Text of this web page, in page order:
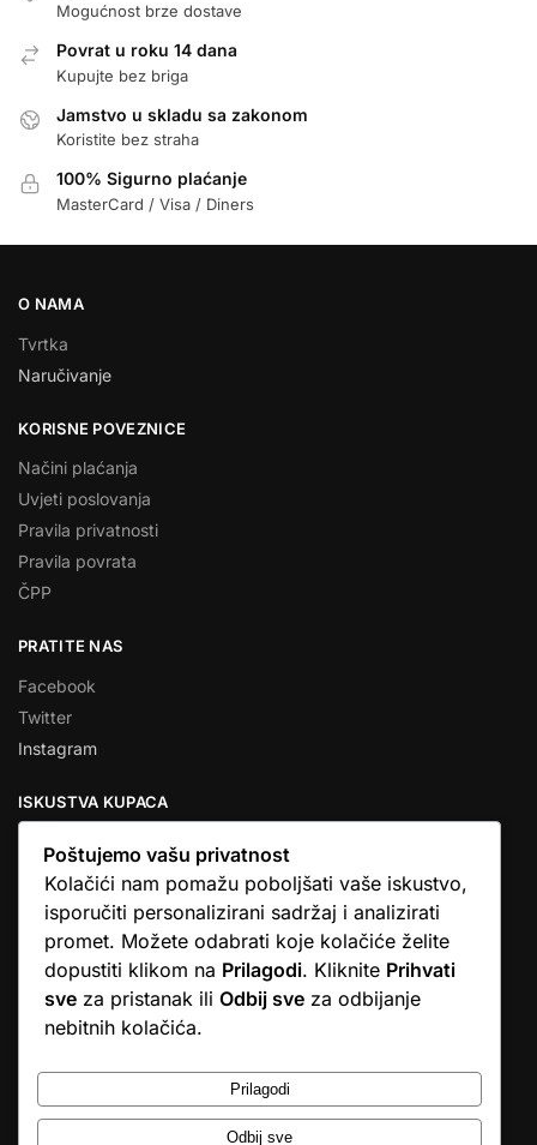
Mogućnost brze dostave
Povrat u roku 14 dana
Kupujte bez briga
Jamstvo u skladu sa zakonom
Koristite bez straha
100% Sigurno plaćanje
MasterCard / Visa / Diners
O NAMA
Tvrtka
Naručivanje
KORISNE POVEZNICE
Načini plaćanja
Uvjeti poslovanja
Pravila privatnosti
Pravila povrata
ČPP
PRATITE NAS
Facebook
Twitter
Instagram
ISKUSTVA KUPACA
★★★★★
… Ono što me se dojmilo je ljudski pristup i njihova briga da
dobijem što sam naručio. U većini web shopova nitko vas ne
zove, samo otkažu narudžbu. …
Stjepan D.M.
© Argus elektronika d.o.o.
Poštujemo vašu privatnost
Kolačići nam pomažu poboljšati vaše iskustvo,
isporučiti personalizirani sadržaj i analizirati
promet. Možete odabrati koje kolačiće želite
dopustiti klikom na Prilagodi. Kliknite Prihvati
sve za pristanak ili Odbij sve za odbijanje
nebitnih kolačića.
Prilagodi
Odbij sve